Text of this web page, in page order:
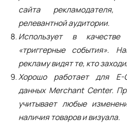
сайта
релевантной аудитории.
Использует в качестве
«триггерные события».
рекламу видят те, кто
Хорошо работает для E-
данных Merchant Center.
учитывает любые
наличия товаров и визуала.